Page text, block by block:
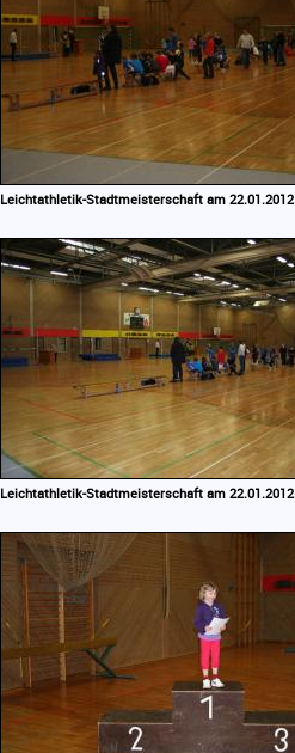
Leichtathletik-Stadtmeisterschaft am 22.01.2012
Leichtathletik-Stadtmeisterschaft am 22.01.2012